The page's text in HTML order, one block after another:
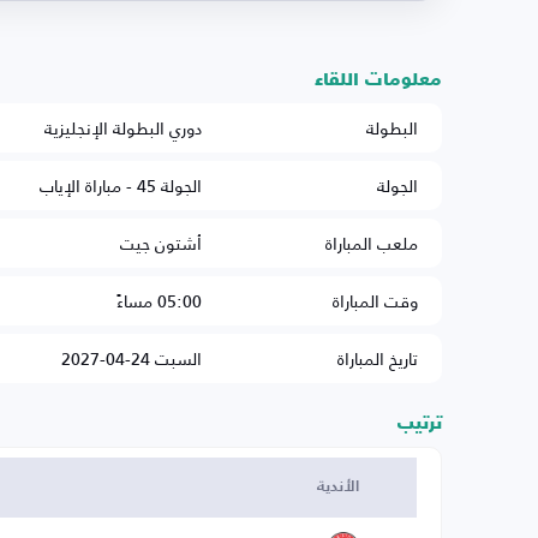
معلومات اللقاء
البطولة
دوري البطولة الإنجليزية
الجولة
الجولة 45 - مباراة الإياب
ملعب المباراة
أشتون جيت
وقت المباراة
05:00 مساءً
تاريخ المباراة
السبت 24-04-2027
ترتيب
الأندية